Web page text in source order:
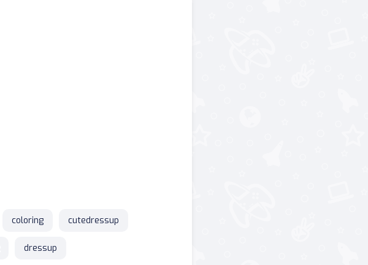
coloring cutedressup
dressup